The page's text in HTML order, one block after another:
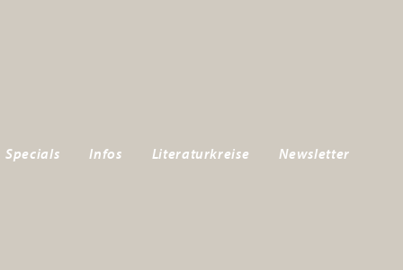
Specials Infos Literaturkreise
Newsletter